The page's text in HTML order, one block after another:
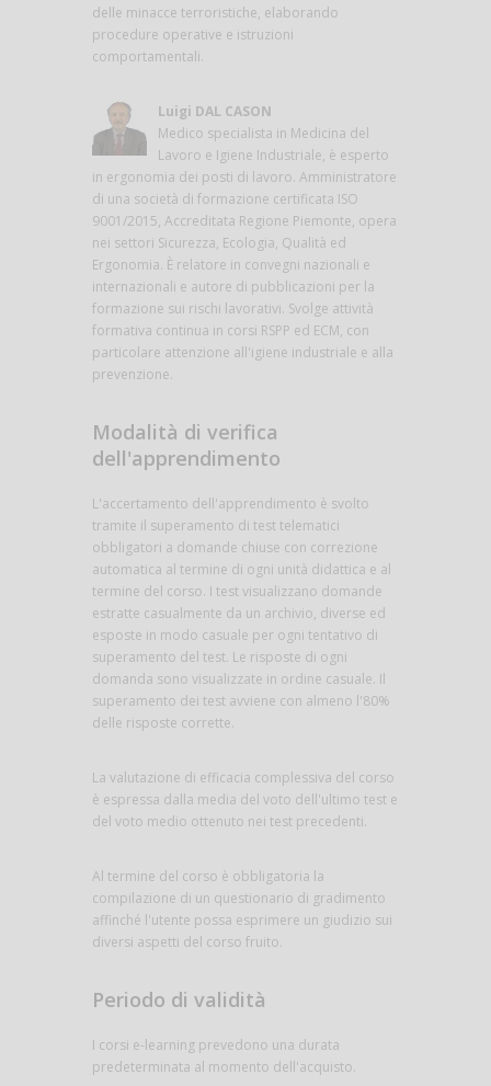
delle minacce terroristiche, elaborando
procedure operative e istruzioni
comportamentali.
Luigi DAL CASON
Medico specialista in Medicina del
Lavoro e Igiene Industriale, è esperto
in ergonomia dei posti di lavoro. Amministratore
di una società di formazione certificata ISO
9001/2015, Accreditata Regione Piemonte, opera
nei settori Sicurezza, Ecologia, Qualità ed
Ergonomia. È relatore in convegni nazionali e
internazionali e autore di pubblicazioni per la
formazione sui rischi lavorativi. Svolge attività
formativa continua in corsi RSPP ed ECM, con
particolare attenzione all'igiene industriale e alla
prevenzione.
Modalità di verifica
dell'apprendimento
L'accertamento dell'apprendimento è svolto
tramite il superamento di test telematici
obbligatori a domande chiuse con correzione
automatica al termine di ogni unità didattica e al
termine del corso. I test visualizzano domande
estratte casualmente da un archivio, diverse ed
esposte in modo casuale per ogni tentativo di
superamento del test. Le risposte di ogni
domanda sono visualizzate in ordine casuale. Il
superamento dei test avviene con almeno l'80%
delle risposte corrette.
La valutazione di efficacia complessiva del corso
è espressa dalla media del voto dell'ultimo test e
del voto medio ottenuto nei test precedenti.
Al termine del corso è obbligatoria la
compilazione di un questionario di gradimento
affinché l'utente possa esprimere un giudizio sui
diversi aspetti del corso fruito.
Periodo di validità
I corsi e-learning prevedono una durata
predeterminata al momento dell'acquisto.